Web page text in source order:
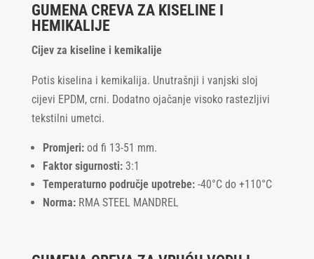
GUMENA CREVA ZA KISELINE I
HEMIKALIJE
Cijev za kiseline i kemikalije
Potis kiselina i kemikalija. Unutrašnji i vanjski sloj
cijevi EPDM, crni. Dodatno ojačanje visoko rastezljivi
tekstilni umetci.
Promjeri:od fi 13-51 mm.
Faktor sigurnosti:3:1
Temperaturno područje upotrebe:-40°C do +110°C
Norma:RMA STEEL MANDREL